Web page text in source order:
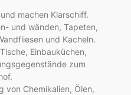
machen Klarschiff.
und wänden, Tapeten,
und Kacheln.
Einbauküchen,
zum
von Chemikalien, Ölen,